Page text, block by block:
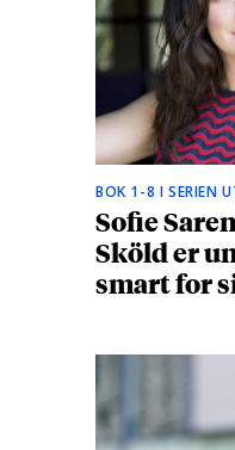
BOK 1-8 I SERIEN
Sofie
Sköld er
smart for